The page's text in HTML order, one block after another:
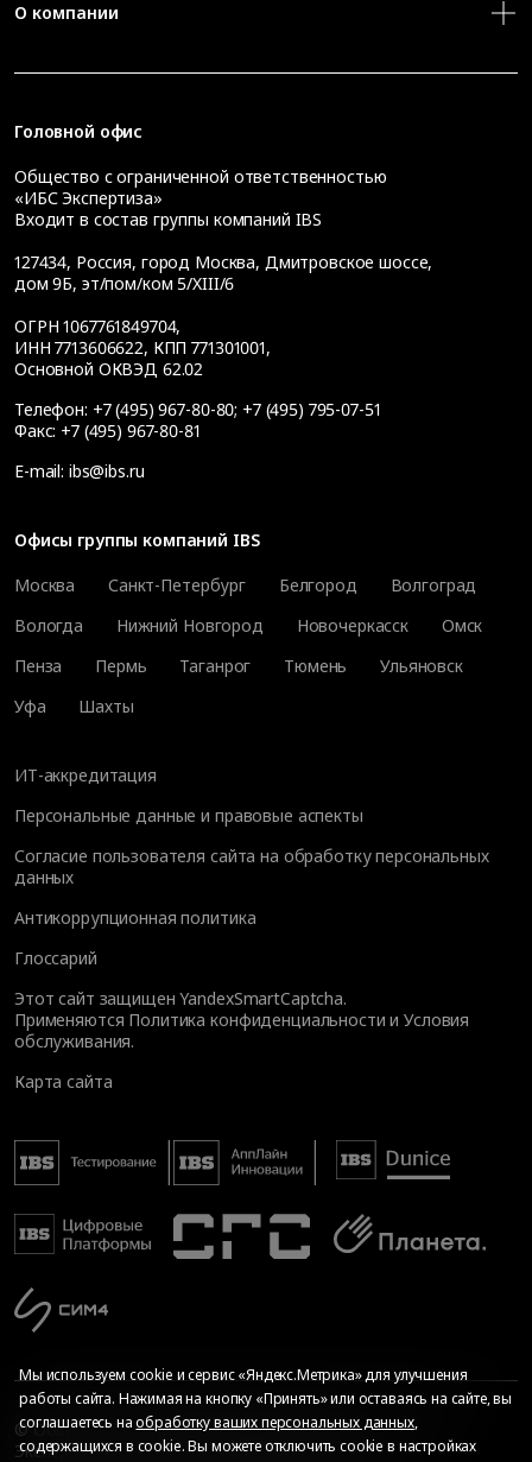
О компании
Головной офис
Общество с ограниченной ответственностью
«ИБС Экспертиза»
Входит в состав группы компаний IBS
127434, Россия, город Москва, Дмитровское шоссе,
дом 9Б, эт/пом/ком 5/XIII/6
ОГРН 1067761849704,
ИНН 7713606622, КПП 771301001,
Основной ОКВЭД 62.02
Телефон: +7 (495) 967-80-80; +7 (495) 795-07-51
Факс: +7 (495) 967-80-81
E-mail: ibs@ibs.ru
Офисы группы компаний IBS
Москва
Санкт-Петербург Белгород
Волгоград
Вологда
Нижний Новгород Новочеркасск
Омск
Пенза
Пермь Таганрог Тюмень
Ульяновск
Уфа
Шахты
ИТ-аккредитация
Персональные данные и правовые аспекты
Согласие пользователя сайта на обработку персональных
данных
Антикоррупционная политика
Глоссарий
Этот сайт защищен YandexSmartCaptcha.
Применяются Политика конфиденциальности иУсловия
обслуживания.
Карта сайта
© Общество с ограниченной ответственностью «ИБС
Экспертиза», 2026. Все права защищены
Мы используем cookie и сервис «Яндекс.Метрика» для улучшения
работы сайта. Нажимая на кнопку «Принять» или оставаясь на сайте, вы
соглашаетесь наобработку ваших персональных данных,
содержащихся в cookie. Вы можете отключить cookie в настройках